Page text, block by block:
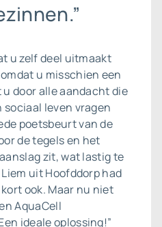
u zelf deel uitmaakt
u misschien een
door alle aandacht die
sociaal leven vragen
poetsbeurt van de
de tegels en het
zit, wat lastig te
uit Hoofddorp had
ook. Maar nu niet
AquaCell
ideale oplossing!”